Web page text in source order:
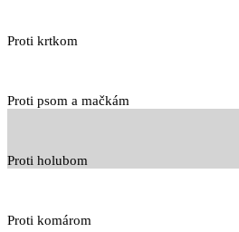
Proti krtkom
Proti psom a mačkám
Proti holubom
Proti komárom